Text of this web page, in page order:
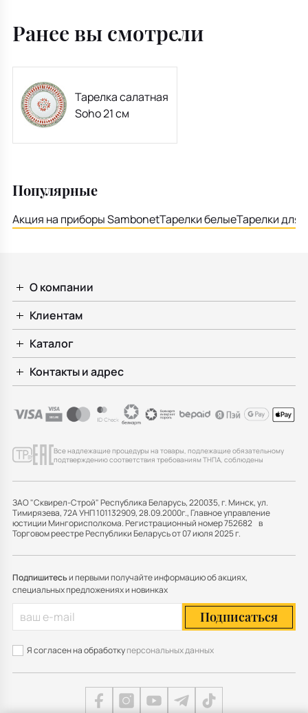
Ранее вы смотрели
Тарелка салатная
Soho 21 см
Популярные
Акция на приборы SambonetТарелки белыеТарелки для
О компании
Клиентам
Каталог
Контакты и адрес
Все надлежащие процедуры на товары, подлежащие обязательному
подтверждению соответствия требованиям ТНПА, соблюдены
ЗАО "Сквирел-Строй" Республика Беларусь, 220035, г. Минск, ул.
Тимирязева, 72А УНП 101132909, 28.09.2000г., Главное управление
юстиции Мингорисполкома. Регистрационный номер 752682 в
Торговом реестре Республики Беларусь от 07 июля 2025 г.
Подпишитесьи первыми получайте информацию об акциях,
специальных предложениях и новинках
Подписаться
Я согласен на обработкуперсональных данных